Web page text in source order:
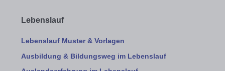
Lebenslauf
Lebenslauf Muster & Vorlagen
Ausbildung & Bildungsweg im Lebenslauf